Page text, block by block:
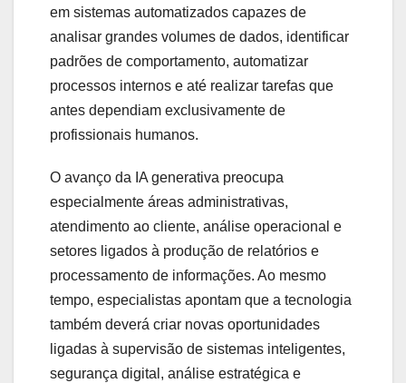
em sistemas automatizados capazes de
analisar grandes volumes de dados, identificar
padrões de comportamento, automatizar
processos internos e até realizar tarefas que
antes dependiam exclusivamente de
profissionais humanos.
O avanço da IA generativa preocupa
especialmente áreas administrativas,
atendimento ao cliente, análise operacional e
setores ligados à produção de relatórios e
processamento de informações. Ao mesmo
tempo, especialistas apontam que a tecnologia
também deverá criar novas oportunidades
ligadas à supervisão de sistemas inteligentes,
segurança digital, análise estratégica e